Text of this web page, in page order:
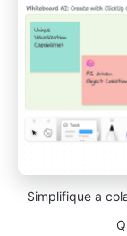
Simplifique a